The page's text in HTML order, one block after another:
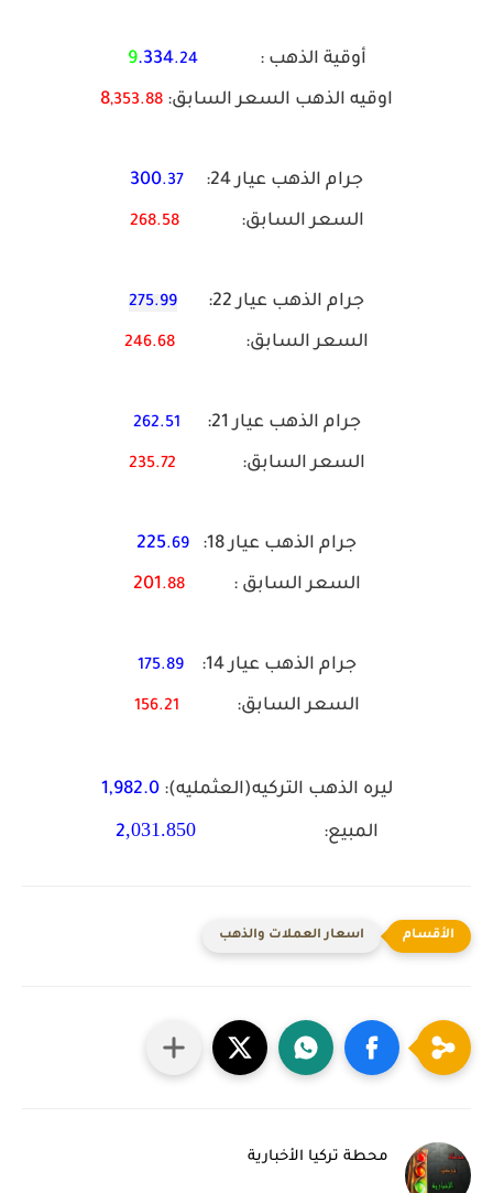
أوقية الذهب : 9.334.24
اوقيه الذهب السعر السابق: 8,353.88
جرام الذهب عيار 24: 300.37
السعر السابق:268.58
جرام الذهب عيار 22: 275.99
السعر السابق: 246.68
جرام الذهب عيار 21: 262.51
السعر السابق: 235.72
جرام الذهب عيار 18: 225.69
السعر السابق : 201.88
جرام الذهب عيار 14: 175.89
السعر السابق: 156.21
ليره الذهب التركيه(العثمليه):1,982.0
المبيع: 2,031.850
اسعار العملات والذهب
محطة تركيا الأخبارية